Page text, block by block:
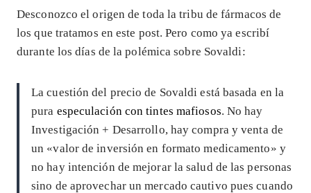
Desconozco el origen de toda la tribu de fármacos de
los que tratamos en este post. Pero como ya escribí
durante los días de la polémica sobre Sovaldi:
La cuestión del precio de Sovaldi está basada en la
pura especulación con tintes mafiosos. No hay
Investigación + Desarrollo, hay compra y venta de
un «valor de inversión en formato medicamento» y
no hay intención de mejorar la salud de las personas
sino de aprovechar un mercado cautivo pues cuando